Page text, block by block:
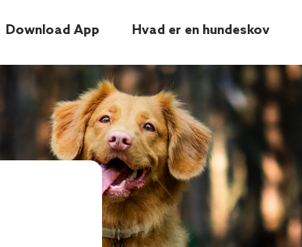
Download App Hvad er en hundeskov